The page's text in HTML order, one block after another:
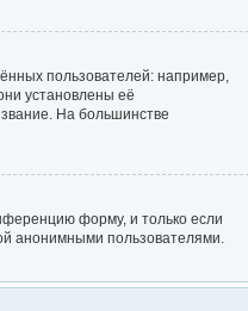
пользователей: например,
установлены её
На большинстве
форму, и только если
анонимными пользователями.